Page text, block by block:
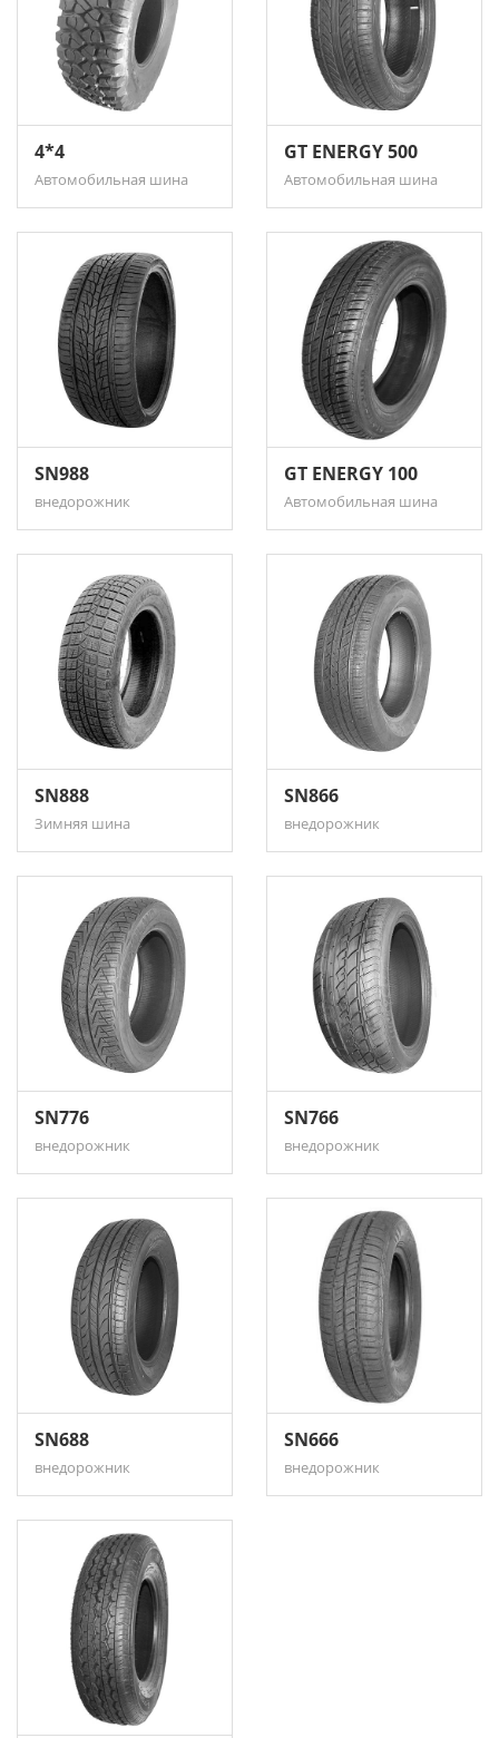
4*4
Автомобильная шина
GT ENERGY 500
Автомобильная шина
SN988
внедорожник
GT ENERGY 100
Автомобильная шина
SN888
Зимняя шина
SN866
внедорожник
SN776
внедорожник
SN766
внедорожник
SN688
внедорожник
SN666
внедорожник